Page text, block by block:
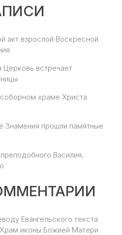
акт взрослой Воскресной
Церковь встречает
храме Христа
Знамения прошли памятные
Василия,
Евангельского текста
Храм иконы Божией Матери